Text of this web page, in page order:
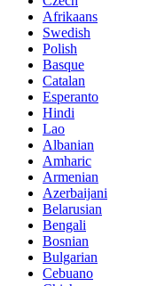
Afrikaans
Swedish
Polish
Basque
Catalan
Esperanto
Hindi
Lao
Albanian
Amharic
Armenian
Azerbaijani
Belarusian
Bengali
Bosnian
Bulgarian
Cebuano